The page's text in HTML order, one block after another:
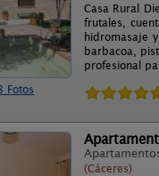
Fotos
Casa Rural
frutales,
hidromasaje
barbacoa,
profesional
(Cáceres)